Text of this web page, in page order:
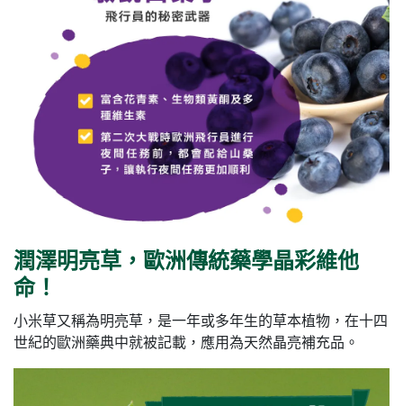
潤澤明亮草，歐洲傳統藥學晶彩維他
命！
小米草又稱為明亮草，是一年或多年生的草本植物，在十四
世紀的歐洲藥典中就被記載，應用為天然晶亮補充品。